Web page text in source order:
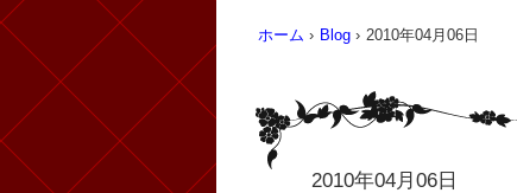
ホーム › Blog › 2010年04月06日
2010年04月06日